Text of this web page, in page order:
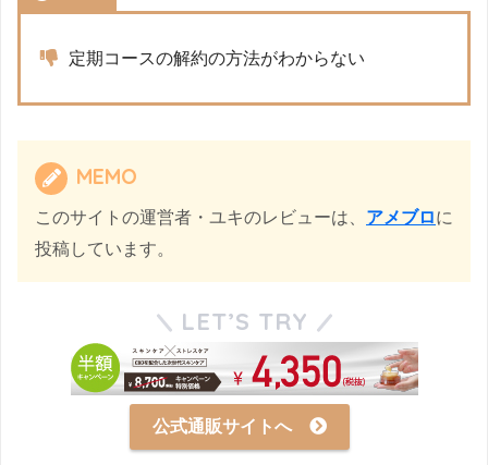
定期コースの解約の方法がわからない
MEMO
このサイトの運営者・ユキのレビューは、 アメブロに
投稿しています。
LET’S TRY
公式通販サイトへ